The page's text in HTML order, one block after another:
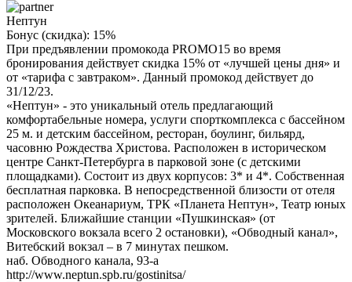
Нептун
Бонус (скидка): 15%
При предъявлении промокода PROMO15 во время
бронирования действует скидка 15% от «лучшей цены дня» и
от «тарифа с завтраком». Данный промокод действует до
31/12/23.
«Нептун» - это уникальный отель предлагающий
комфортабельные номера, услуги спорткомплекса с бассейном
25 м. и детским бассейном, ресторан, боулинг, бильярд,
часовню Рождества Христова. Расположен в историческом
центре Санкт-Петербурга в парковой зоне (с детскими
площадками). Состоит из двух корпусов: 3* и 4*. Собственная
бесплатная парковка. В непосредственной близости от отеля
расположен Океанариум, ТРК «Планета Нептун», Театр юных
зрителей. Ближайшие станции «Пушкинская» (от
Московского вокзала всего 2 остановки), «Обводный канал»,
Витебский вокзал – в 7 минутах пешком.
наб. Обводного канала, 93-а
http://www.neptun.spb.ru/gostinitsa/